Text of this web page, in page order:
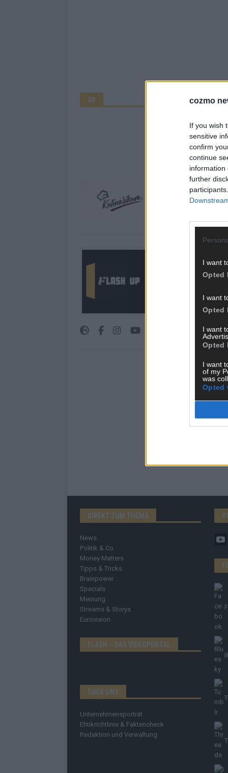
cozmo
If you wish
sensitive
confirm
continue
information
further
I want
Opted
I want
Opted
I want
Opted
I want
of my
was
Opted
AD
interessiert! Wir
oder crazy Trends
bringen’s auf den
DIREKT ZUM THEMA
News
Politik & Co
Money Matters
Tipps & Tricks
Brainpower
Specials
Meinung
Streams & Storys
Eurovision
FLASH – DAS VIDEOPORTAL
ÜBER UNS
Unternehmensporträt
Ehtikrichtlinie & Faktencheck
Redaktion und Verwaltung